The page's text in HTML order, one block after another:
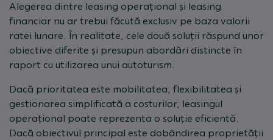
Alegerea dintre leasing operațional și leasing
financiar nu ar trebui făcută exclusiv pe baza valorii
ratei lunare. În realitate, cele două soluții răspund unor
obiective diferite și presupun abordări distincte în
raport cu utilizarea unui autoturism.
Dacă prioritatea este mobilitatea, flexibilitatea și
gestionarea simplificată a costurilor, leasingul
operațional poate reprezenta o soluție eficientă.
Dacă obiectivul principal este dobândirea proprietății